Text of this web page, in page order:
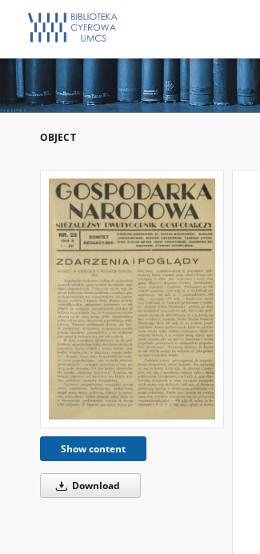
OBJECT
Show content
Download